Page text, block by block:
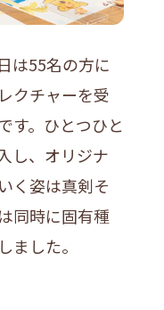
は55名の方に
クチャーを受
す。ひとつひと
し、オリジナ
く姿は真剣そ
同時に固有種
ました。